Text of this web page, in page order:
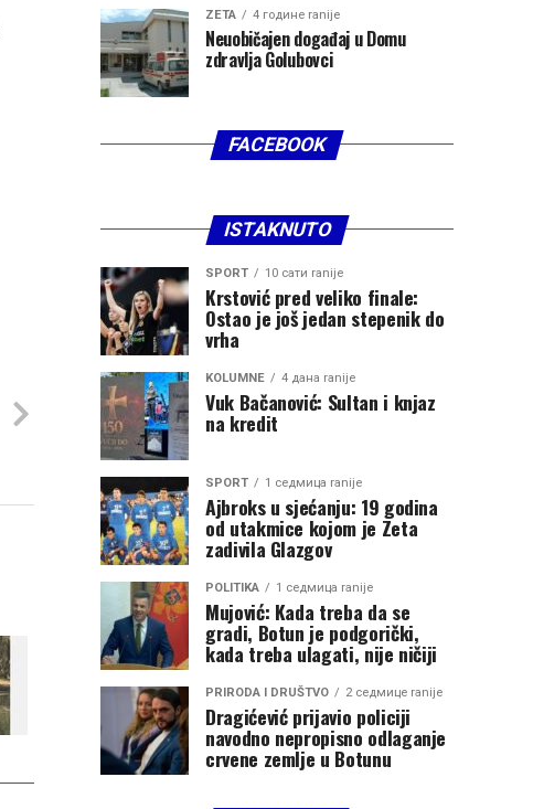
ZETA 4 године ranije
Neuobičajen događaj u Domu
zdravlja Golubovci
FACEBOOK
ISTAKNUTO
SPORT 10 сати ranije
Krstović pred veliko finale:
Ostao je još jedan stepenik do
vrha
KOLUMNE 4 дана ranije
Vuk Bačanović: Sultan i knjaz
na kredit
SPORT 1 седмица ranije
Ajbroks u sjećanju: 19 godina
od utakmice kojom je Zeta
zadivila Glazgov
POLITIKA 1 седмица ranije
Mujović: Kada treba da se
gradi, Botun je podgorički,
kada treba ulagati, nije ničiji
PRIRODA I DRUŠTVO 2 седмице ranije
Dragićević prijavio policiji
navodno nepropisno odlaganje
crvene zemlje u Botunu